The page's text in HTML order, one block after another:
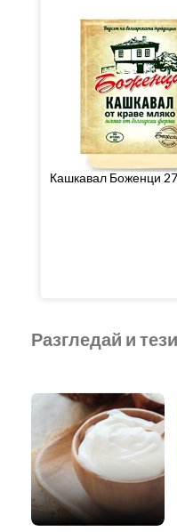
Кашкавал Боженци
Разгледай и